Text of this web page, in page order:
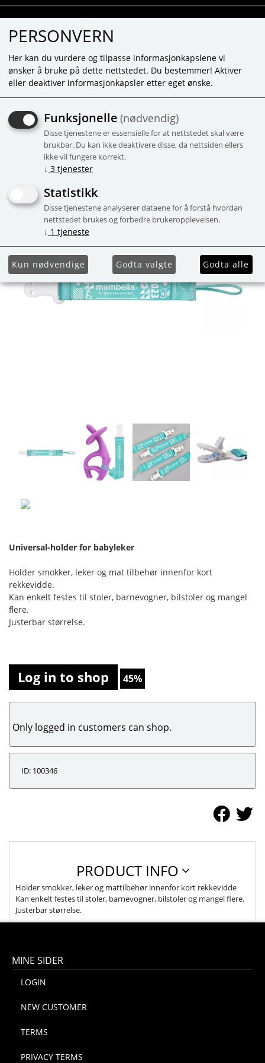
MOMBELLA CLIP ON
Håller leksaker, mattillbehör m.m. på
plats. Fra 0-år
Campaign
Universal-holder for babyleker
Holder smokker, leker og mat tilbehør innenfor kort
rekkevidde.
Kan enkelt festes til stoler, barnevogner, bilstoler og mangel
flere.
Justerbar størrelse.
Log in to shop 45%
Only logged in customers can shop.
ID: 100346
PRODUCT INFO
Holder smokker, leker og mattilbehør innenfor kort rekkevidde
Kan enkelt festes til stoler, barnevogner, bilstoler og mangel flere.
Justerbar størrelse.
MINE SIDER
LOGIN
NEW CUSTOMER
TERMS
PRIVACY TERMS
PERSONVERN
Her kan du vurdere og tilpasse informasjonkapslene vi
ønsker å bruke på dette nettstedet. Du bestemmer! Aktiver
eller deaktiver informasjonkapsler etter eget ønske.
Funksjonelle (nødvendig)
Disse tjenestene er essensielle for at nettstedet skal være
brukbar. Du kan ikke deaktivere disse, da nettsiden ellers
ikke vil fungere korrekt.
↓ 3 tjenester
Statistikk
Disse tjenestene analyserer dataene for å forstå hvordan
nettstedet brukes og forbedre brukeropplevelsen.
↓ 1 tjeneste
Kun nødvendige Godta valgte Godta alle